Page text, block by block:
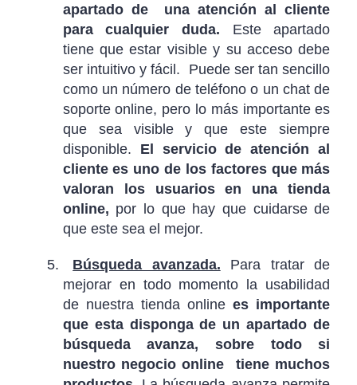
apartado de una atención al cliente
para cualquier duda. Este apartado
tiene que estar visible y su acceso debe
ser intuitivo y fácil. Puede ser tan sencillo
como un número de teléfono o un chat de
soporte online, pero lo más importante es
que sea visible y que este siempre
disponible. El servicio de atención al
cliente es uno de los factores que más
valoran los usuarios en una tienda
online, por lo que hay que cuidarse de
que este sea el mejor.
Búsqueda avanzada. Para tratar de
mejorar en todo momento la usabilidad
de nuestra tienda onlinees importante
que esta disponga de un apartado de
búsqueda avanza, sobre todo si
nuestro negocio online tiene muchos